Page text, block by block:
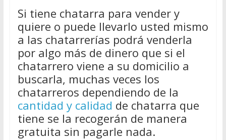
Si tiene chatarra para vender y
quiere o puede llevarlo usted mismo
a las chatarrerías podrá venderla
por algo más de dinero que si el
chatarrero viene a su domicilio a
buscarla, muchas veces los
chatarreros dependiendo de la
cantidad y calidad de chatarra que
tiene se la recogerán de manera
gratuita sin pagarle nada.